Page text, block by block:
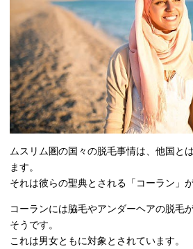
ムスリム圏の国々の脱毛事情は、他国と
ます。
それは彼らの聖典とされる「コーラン」
コーランには脇毛やアンダーヘアの脱毛
そうです。
これは男女ともに対象とされています。